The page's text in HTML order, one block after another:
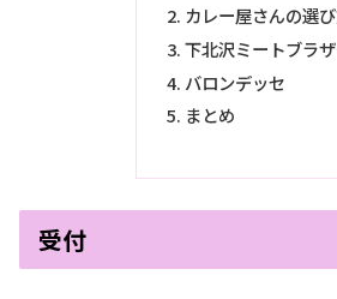
カレー屋さんの選
下北沢ミートブラ
バロンデッセ
まとめ
受付